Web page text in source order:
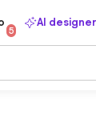
5
AI designer